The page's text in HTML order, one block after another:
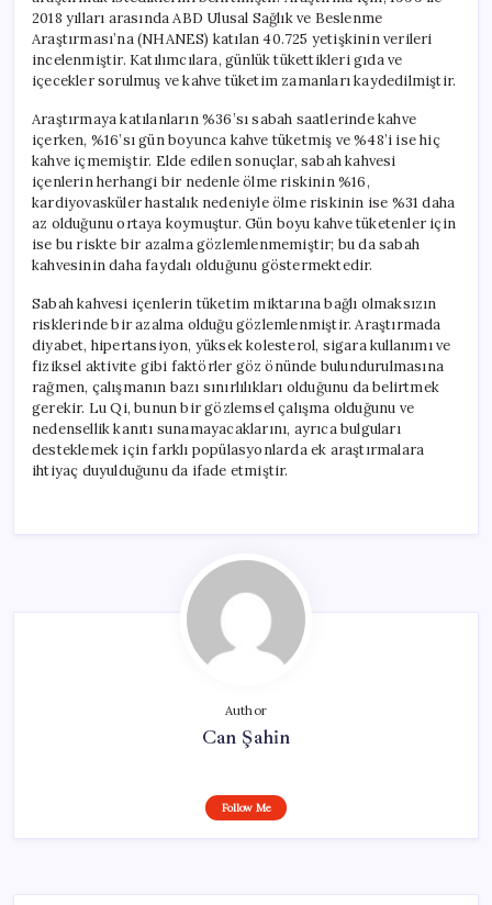
2018 yılları arasında ABD Ulusal Sağlık ve Beslenme
Araştırması’na (NHANES) katılan 40.725 yetişkinin verileri
incelenmiştir. Katılımcılara, günlük tükettikleri gıda ve
içecekler sorulmuş ve kahve tüketim zamanları kaydedilmiştir.
Araştırmaya katılanların %36’sı sabah saatlerinde kahve
içerken, %16’sı gün boyunca kahve tüketmiş ve %48’i ise hiç
kahve içmemiştir. Elde edilen sonuçlar, sabah kahvesi
içenlerin herhangi bir nedenle ölme riskinin %16,
kardiyovasküler hastalık nedeniyle ölme riskinin ise %31 daha
az olduğunu ortaya koymuştur. Gün boyu kahve tüketenler için
ise bu riskte bir azalma gözlemlenmemiştir; bu da sabah
kahvesinin daha faydalı olduğunu göstermektedir.
Sabah kahvesi içenlerin tüketim miktarına bağlı olmaksızın
risklerinde bir azalma olduğu gözlemlenmiştir. Araştırmada
diyabet, hipertansiyon, yüksek kolesterol, sigara kullanımı ve
fiziksel aktivite gibi faktörler göz önünde bulundurulmasına
rağmen, çalışmanın bazı sınırlılıkları olduğunu da belirtmek
gerekir. Lu Qi, bunun bir gözlemsel çalışma olduğunu ve
nedensellik kanıtı sunamayacaklarını, ayrıca bulguları
desteklemek için farklı popülasyonlarda ek araştırmalara
ihtiyaç duyulduğunu da ifade etmiştir.
Author
Can Şahin
Follow Me